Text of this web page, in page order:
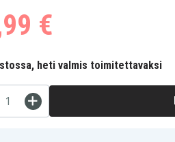
€
heti valmis toimitettavaksi